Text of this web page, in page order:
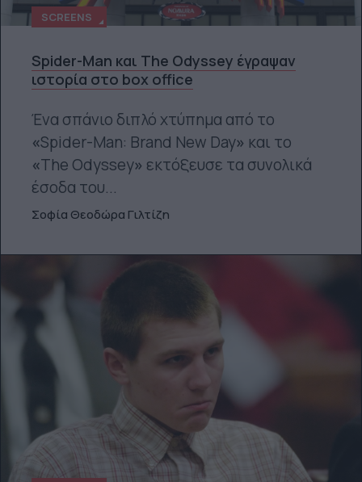
SCREENS
Spider-Man και The Odyssey έγραψαν
ιστορία στο box office
Ένα σπάνιο διπλό χτύπημα από το
«Spider-Man: Brand New Day» και το
«The Odyssey» εκτόξευσε τα συνολικά
έσοδα του...
Σοφία Θεοδώρα Γιλτίζη